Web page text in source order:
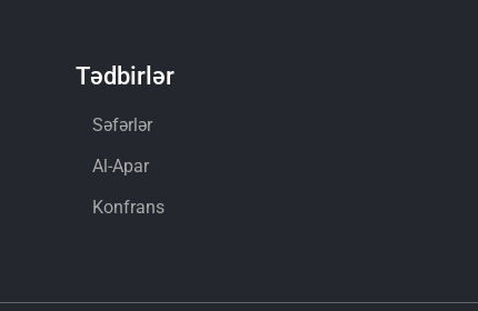
Tədbirlər
Səfərlər
Al-Apar
Konfrans